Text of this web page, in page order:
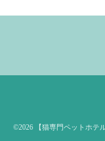
©2026
【猫専門ペットホテ